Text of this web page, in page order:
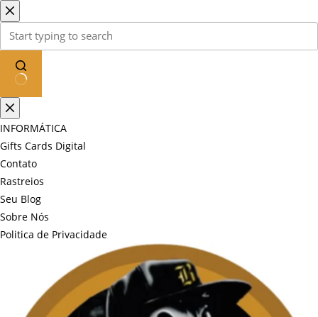
Pular
para
conteúdo
Sem
resultados
INFORMÁTICA
Gifts Cards Digital
Contato
Rastreios
Seu Blog
Sobre Nós
Politica de Privacidade